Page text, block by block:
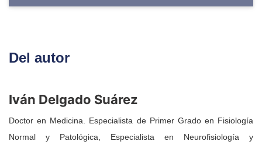
Del autor
Iván Delgado Suárez
Doctor en Medicina. Especialista de Primer Grado en Fisiología
Normal y Patológica, Especialista en Neurofisiología y